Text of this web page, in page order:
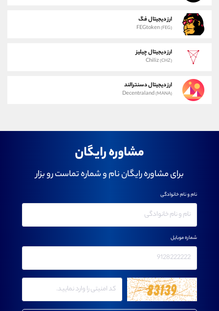
ارز دیجیتال فگ
FEGtoken(FEG)
ارز دیجیتال چیلیز
Chiliz(CHZ)
ارز دیجیتال دسنترالند
Decentraland(MANA)
مشاوره رایگان
برای مشاوره رایگان نام و شماره تماست رو بزار
نام و نام خانوادگی
شماره موبایل